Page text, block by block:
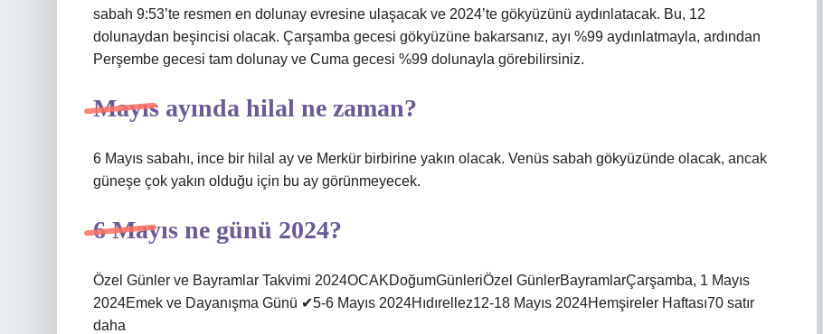
sabah 9:53’te resmen en dolunay evresine ulaşacak ve 2024’te gökyüzünü aydınlatacak. Bu, 12
dolunaydan beşincisi olacak. Çarşamba gecesi gökyüzüne bakarsanız, ayı %99 aydınlatmayla, ardından
Perşembe gecesi tam dolunay ve Cuma gecesi %99 dolunayla görebilirsiniz.
Mayıs ayında hilal ne zaman?
6 Mayıs sabahı, ince bir hilal ay ve Merkür birbirine yakın olacak. Venüs sabah gökyüzünde olacak, ancak
güneşe çok yakın olduğu için bu ay görünmeyecek.
6 Mayıs ne günü 2024?
Özel Günler ve Bayramlar Takvimi 2024OCAKDoğumGünleriÖzel GünlerBayramlarÇarşamba, 1 Mayıs
2024Emek ve Dayanışma Günü ✔5-6 Mayıs 2024Hıdırellez12-18 Mayıs 2024Hemşireler Haftası70 satır
daha